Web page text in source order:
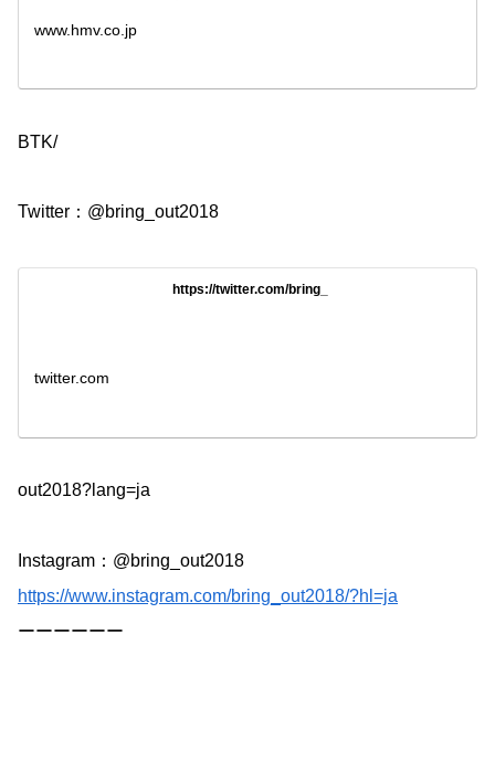
www.hmv.co.jp
BTK/
Twitter：@bring_out2018
https://twitter.com/bring_
twitter.com
out2018?lang=ja
Instagram：@bring_out2018
https://www.instagram.com/bring_out2018/?hl=ja
ーーーーーー